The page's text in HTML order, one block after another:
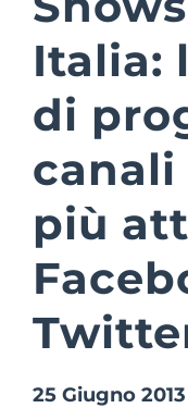
Suite Login
Italia:
di
più
25 Giugno 2013